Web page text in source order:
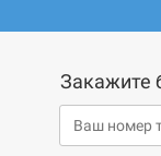
Закажите